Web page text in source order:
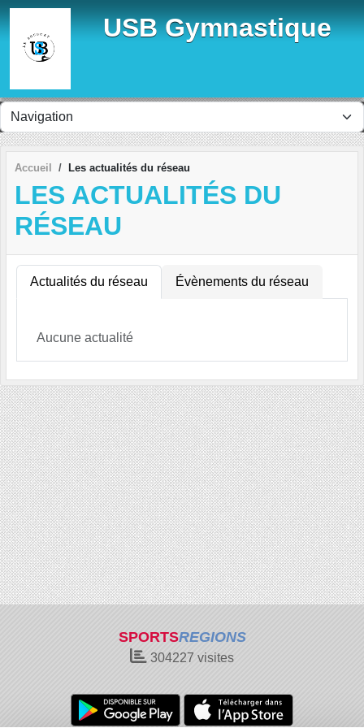
USB Gymnastique
Accueil Les actualités du réseau
LES ACTUALITÉS DU
RÉSEAU
Actualités du réseau Évènements du réseau
Aucune actualité
SPORTSREGIONS
304227 visites
Panneau de gestion des cookies